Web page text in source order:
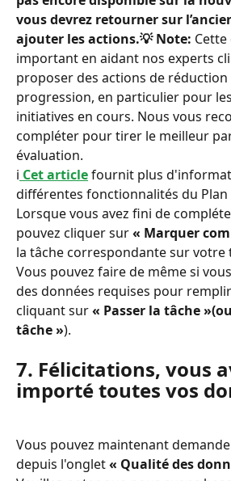
vous devrez retourner sur
ajouter les actions.💡 Note:
important en aidant nos experts
proposer des actions de
progression, en particulier pour
initiatives en cours. Nous vous
compléter pour tirer le meilleur
évaluation.
ℹ️ Cet article fournit plus
différentes fonctionnalités du Plan
Lorsque vous avez fini de
pouvez cliquer sur « Marquer
la tâche correspondante sur votre
Vous pouvez faire de même si
des données requises pour
cliquant sur « Passer la tâche »(ou
tâche »).
7. Félicitations, vous
importé toutes vos
Vous pouvez maintenant
depuis l'onglet « Qualité des